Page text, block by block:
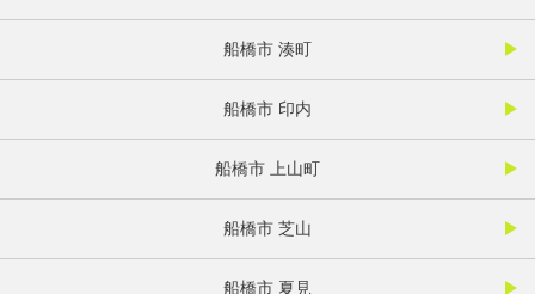
船橋市 湊町
船橋市 印内
船橋市 上山町
船橋市 芝山
船橋市 夏見